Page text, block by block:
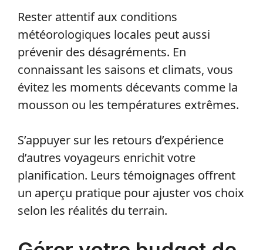
Rester attentif aux conditions
météorologiques locales peut aussi
prévenir des désagréments. En
connaissant les saisons et climats, vous
évitez les moments décevants comme la
mousson ou les températures extrêmes.
S’appuyer sur les retours d’expérience
d’autres voyageurs enrichit votre
planification. Leurs témoignages offrent
un aperçu pratique pour ajuster vos choix
selon les réalités du terrain.